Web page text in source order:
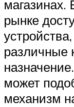
рынке
различные
может
механизм